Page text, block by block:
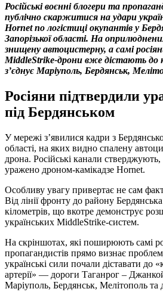
Російські воєнні блогери та
публічно скаржитися на удари
Hornet по логістиці окупантів у
Запорізької області. На
знищену автоцистерну, а самі
MiddleStrike-дрони вже дістають до
з’єднує Маріуполь, Бердянськ,
Росіяни підтвердили
під Бердянськом
У мережі з’явилися кадри з
області, на яких видно спалену
дрона. Російські канали
уражено дроном-камікадзе Hornet.
Особливу увагу привертає не сам
Від лінії фронту до району
кілометрів, що вкотре демонструє
українських MiddleStrike-систем.
На скріншотах, які поширюють самі
пропагандистів прямо визнає
українські сили почали діставати до
артерії» — дороги Таганрог –
Маріуполь, Бердянськ, Мелітополь та